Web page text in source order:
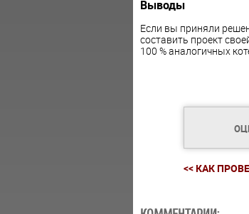
Выводы
Если вы приняли
составить проект
100 % аналогичных
<< КАК